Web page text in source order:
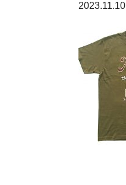
2023.11.10